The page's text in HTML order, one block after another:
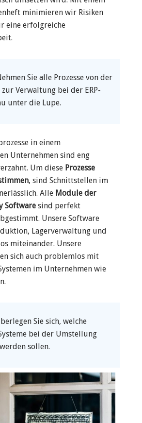
minimieren wir Risiken
eine erfolgreiche
Sie alle Prozesse von der
Verwaltung bei der ERP-
unter die Lupe.
in einem
Unternehmen sind eng
Um diese Prozesse
, sind Schnittstellen im
Alle Module der
Software sind perfekt
Unsere Software
Lagerverwaltung und
miteinander. Unsere
sich auch problemlos mit
im Unternehmen wie
Sie sich, welche
bei der Umstellung
sollen.